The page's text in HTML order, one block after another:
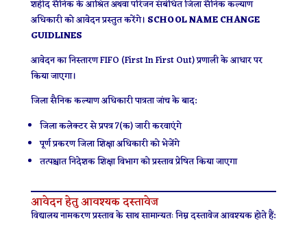
शहीद सैनिक के आश्रित अथवा परिजन संबंधित जिला सैनिक कल्याण
अधिकारी को आवेदन प्रस्तुत करेंगे। SCHOOL NAME CHANGE
GUIDLINES
आवेदन का निस्तारण FIFO (First In First Out) प्रणाली के आधार पर
किया जाएगा।
जिला सैनिक कल्याण अधिकारी पात्रता जांच के बाद:
जिला कलेक्टर से प्रपत्र 7(क) जारी करवाएंगे
पूर्ण प्रकरण जिला शिक्षा अधिकारी को भेजेंगे
तत्पश्चात निदेशक शिक्षा विभाग को प्रस्ताव प्रेषित किया जाएगा
आवेदन हेतु आवश्यक दस्तावेज
विद्यालय नामकरण प्रस्ताव के साथ सामान्यतः निम्न दस्तावेज आवश्यक होते हैं: